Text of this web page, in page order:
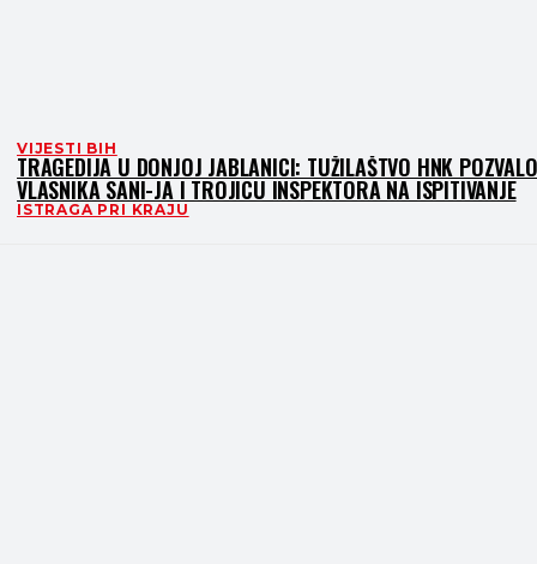
VIJESTI BIH
TRAGEDIJA U DONJOJ JABLANICI: TUŽILAŠTVO HNK POZVALO
VLASNIKA SANI-JA I TROJICU INSPEKTORA NA ISPITIVANJE
ISTRAGA PRI KRAJU